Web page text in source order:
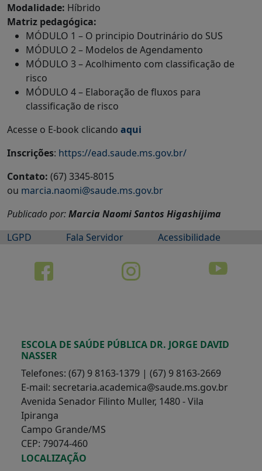
Modalidade: Híbrido
Matriz pedagógica:
MÓDULO 1 – O principio Doutrinário do SUS
MÓDULO 2 – Modelos de Agendamento
MÓDULO 3 – Acolhimento com classificação de
risco
MÓDULO 4 – Elaboração de fluxos para
classificação de risco
Acesse o E-book clicando aqui
Inscrições: https://ead.saude.ms.gov.br/
Contato: (67) 3345-8015
ou marcia.naomi@saude.ms.gov.br
Publicado por:Marcia Naomi Santos Higashijima
LGPD
Fala Servidor Acessibilidade
ESCOLA DE SAÚDE PÚBLICA DR. JORGE DAVID
NASSER
Telefones: (67) 9 8163-1379 | (67) 9 8163-2669
E-mail: secretaria.academica@saude.ms.gov.br
Avenida Senador Filinto Muller, 1480 - Vila
Ipiranga
Campo Grande/MS
CEP: 79074-460
LOCALIZAÇÃO